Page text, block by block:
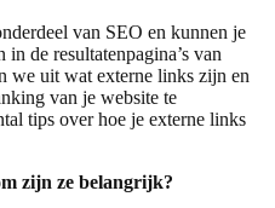
van SEO en kunnen je
de resultatenpagina’s van
we uit wat externe links zijn en
van je website te
tips over hoe je externe links
zijn ze belangrijk?